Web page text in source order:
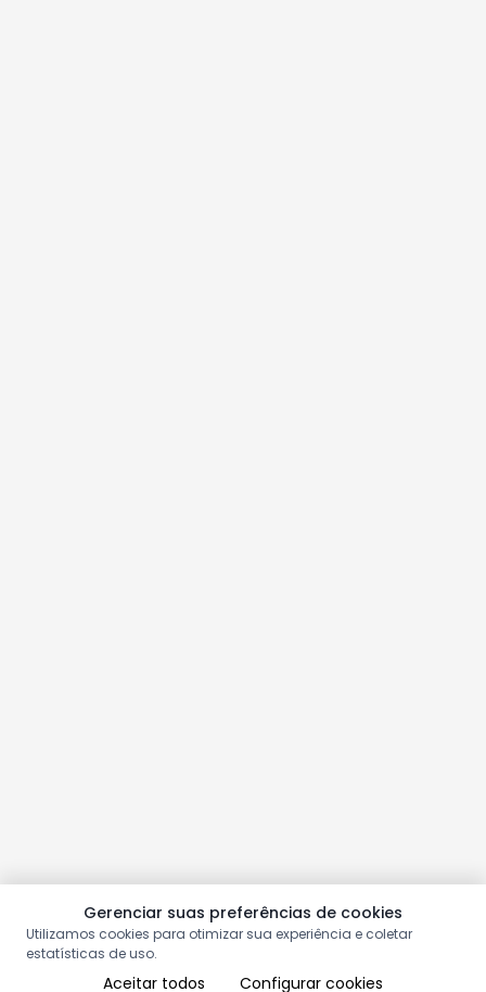
Gerenciar suas preferências de cookies
Utilizamos cookies para otimizar sua experiência e coletar
estatísticas de uso.
Aceitar todos Configurar cookies